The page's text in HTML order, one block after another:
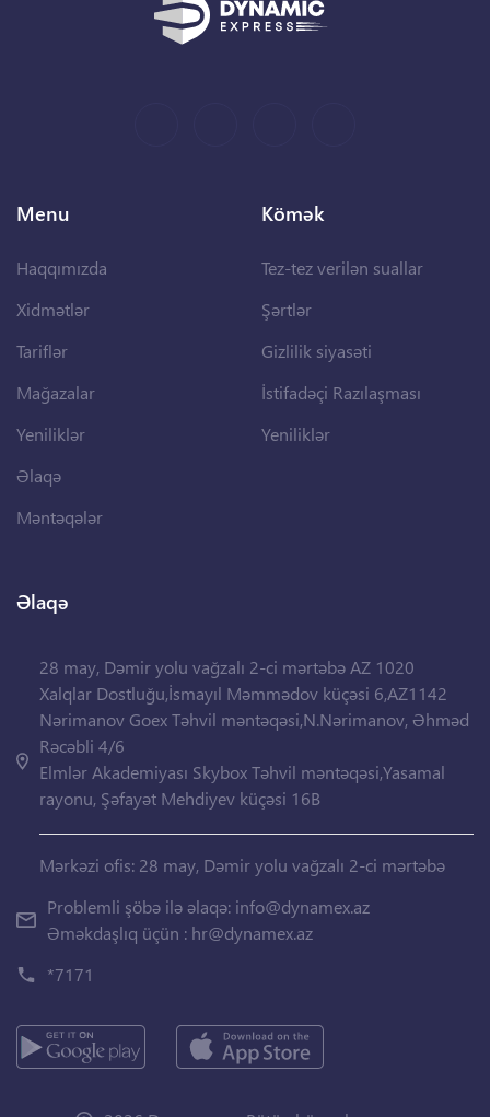
Menu
Haqqımızda
Xidmətlər
Tariflər
Mağazalar
Yeniliklər
Əlaqə
Məntəqələr
Kömək
Tez-tez verilən suallar
Şərtlər
Gizlilik siyasəti
İstifadəçi Razılaşması
Yeniliklər
Əlaqə
28 may, Dəmir yolu vağzalı 2-ci mərtəbə AZ 1020
Xalqlar Dostluğu,İsmayıl Məmmədov küçəsi 6,AZ1142
Nərimanov Goex Təhvil məntəqəsi,N.Nərimanov, Əhməd
Rəcəbli 4/6
Elmlər Akademiyası Skybox Təhvil məntəqəsi,Yasamal
rayonu, Şəfayət Mehdiyev küçəsi 16B
Mərkəzi ofis: 28 may, Dəmir yolu vağzalı 2-ci mərtəbə
Problemli şöbə ilə əlaqə: info@dynamex.az
Əməkdaşlıq üçün : hr@dynamex.az
*7171